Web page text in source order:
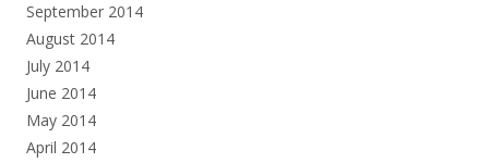
September 2014
August 2014
July 2014
June 2014
May 2014
April 2014